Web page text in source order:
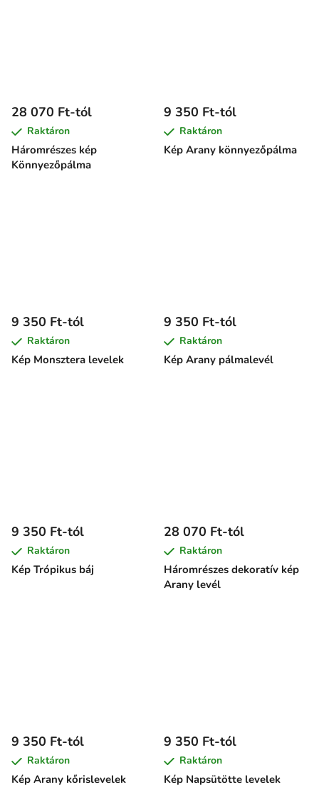
Háromrészes kép
Könnyezőpálma
28 070 Ft-tól
Raktáron
Kép Arany könnyezőpálma
9 350 Ft-tól
Raktáron
Kép Monsztera levelek
9 350 Ft-tól
Raktáron
Kép Arany pálmalevél
9 350 Ft-tól
Raktáron
Kép Trópikus báj
9 350 Ft-tól
Raktáron
Háromrészes dekoratív kép
Arany levél
28 070 Ft-tól
Raktáron
Kép Arany kőrislevelek
9 350 Ft-tól
Raktáron
Kép Napsütötte levelek
9 350 Ft-tól
Raktáron